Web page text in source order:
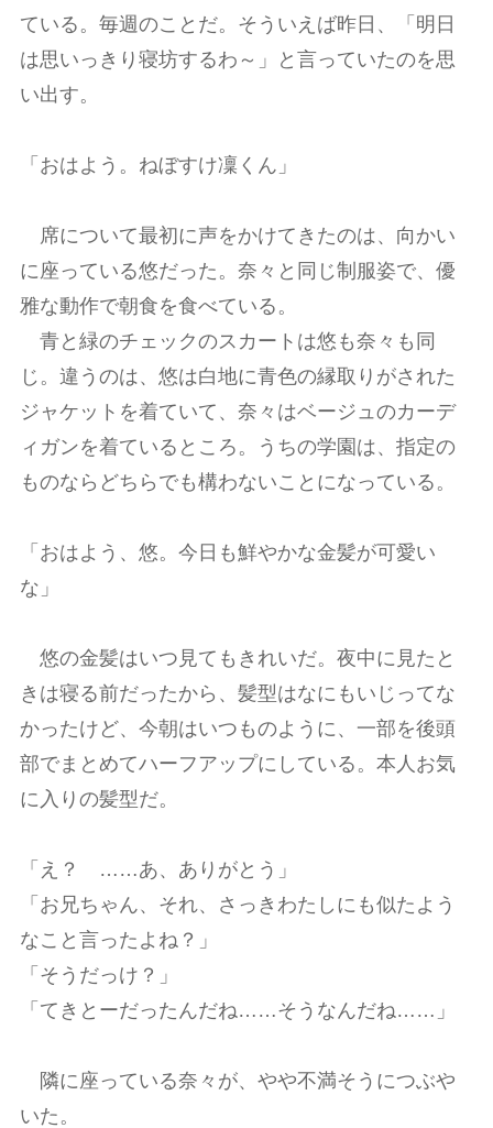
ている。毎週のことだ。そういえば昨日、「明日
は思いっきり寝坊するわ～」と言っていたのを思
い出す。
「おはよう。ねぼすけ凜くん」
席について最初に声をかけてきたのは、向かい
に座っている悠だった。奈々と同じ制服姿で、優
雅な動作で朝食を食べている。
青と緑のチェックのスカートは悠も奈々も同
じ。違うのは、悠は白地に青色の縁取りがされた
ジャケットを着ていて、奈々はベージュのカーデ
ィガンを着ているところ。うちの学園は、指定の
ものならどちらでも構わないことになっている。
「おはよう、悠。今日も鮮やかな金髪が可愛い
な」
悠の金髪はいつ見てもきれいだ。夜中に見たと
きは寝る前だったから、髪型はなにもいじってな
かったけど、今朝はいつものように、一部を後頭
部でまとめてハーフアップにしている。本人お気
に入りの髪型だ。
「え？ ……あ、ありがとう」
「お兄ちゃん、それ、さっきわたしにも似たよう
なこと言ったよね？」
「そうだっけ？」
「てきとーだったんだね……そうなんだね……」
隣に座っている奈々が、やや不満そうにつぶや
いた。